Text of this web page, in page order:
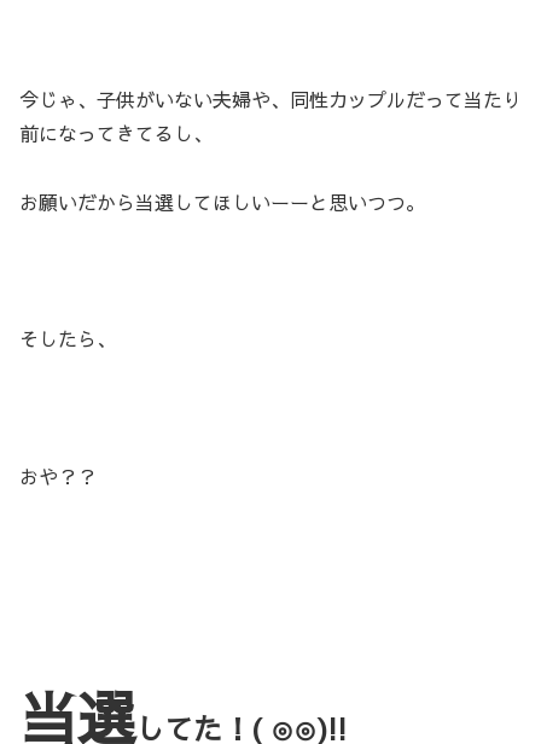
今じゃ、子供がいない夫婦や、同性カップルだって当たり
前になってきてるし、
お願いだから当選してほしいーーと思いつつ。
そしたら、
おや？？
当選してた！( ⊙⊙)!!